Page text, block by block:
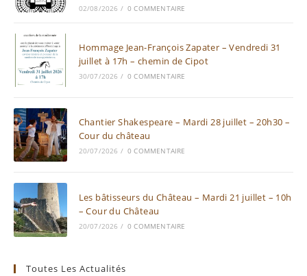
02/08/2026 / 0 COMMENTAIRE
Hommage Jean-François Zapater – Vendredi 31
juillet à 17h – chemin de Cipot
30/07/2026 / 0 COMMENTAIRE
Chantier Shakespeare – Mardi 28 juillet – 20h30 –
Cour du château
20/07/2026 / 0 COMMENTAIRE
Les bâtisseurs du Château – Mardi 21 juillet – 10h
– Cour du Château
20/07/2026 / 0 COMMENTAIRE
Toutes Les Actualités